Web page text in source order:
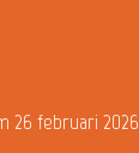
26 februari 2026